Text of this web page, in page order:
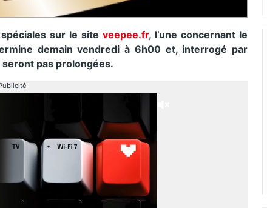
sur le site veepee.fr, l’une concernant le
demain vendredi à 6h00 et, interrogé par
seront pas prolongées.